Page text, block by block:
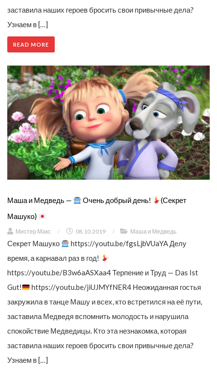
заставила наших героев бросить свои привычные дела?
Узнаем в […]
READ MORE
Маша и Медведь — Очень добрый день!
(Секрет
Машуко)
Мистер Макс / 08.10.2019 / Маша и Медведь
Секрет Машуко
https://youtu.be/fgsLjbVUaYA Делу
время, а карнавал раз в год!
https://youtu.be/B3w6aASXaa4 Терпение и Труд — Das Ist
Gut!
https://youtu.be/jiUJMYfNER4 Неожиданная гостья
закружила в танце Машу и всех, кто встретился на её пути,
заставила Медведя вспомнить молодость и нарушила
спокойствие Медведицы. Кто эта незнакомка, которая
заставила наших героев бросить свои привычные дела?
Узнаем в […]